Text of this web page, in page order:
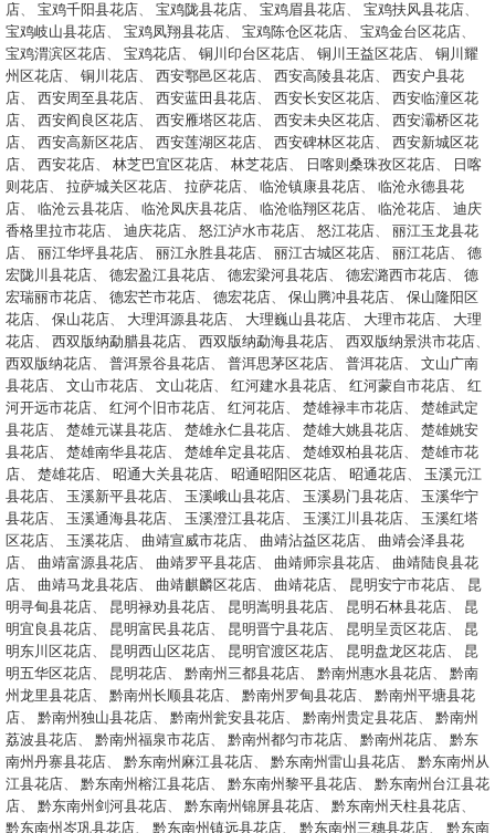
店、 宝鸡千阳县花店、 宝鸡陇县花店、 宝鸡眉县花店、 宝鸡扶风县花店、
宝鸡岐山县花店、 宝鸡凤翔县花店、 宝鸡陈仓区花店、 宝鸡金台区花店、
宝鸡渭滨区花店、 宝鸡花店、 铜川印台区花店、 铜川王益区花店、 铜川耀
州区花店、 铜川花店、 西安鄠邑区花店、 西安高陵县花店、 西安户县花
店、 西安周至县花店、 西安蓝田县花店、 西安长安区花店、 西安临潼区花
店、 西安阎良区花店、 西安雁塔区花店、 西安未央区花店、 西安灞桥区花
店、 西安高新区花店、 西安莲湖区花店、 西安碑林区花店、 西安新城区花
店、 西安花店、 林芝巴宜区花店、 林芝花店、 日喀则桑珠孜区花店、
日喀
则花店、 拉萨城关区花店、 拉萨花店、 临沧镇康县花店、 临沧永德县花
店、 临沧云县花店、 临沧凤庆县花店、 临沧临翔区花店、 临沧花店、 迪庆
香格里拉市花店、 迪庆花店、 怒江泸水市花店、 怒江花店、 丽江玉龙县花
店、 丽江华坪县花店、 丽江永胜县花店、 丽江古城区花店、 丽江花店、 德
宏陇川县花店、 德宏盈江县花店、 德宏梁河县花店、 德宏潞西市花店、 德
宏瑞丽市花店、 德宏芒市花店、 德宏花店、 保山腾冲县花店、 保山隆阳区
花店、 保山花店、 大理洱源县花店、 大理巍山县花店、 大理市花店、 大理
花店、 西双版纳勐腊县花店、 西双版纳勐海县花店、 西双版纳景洪市花店、
西双版纳花店、 普洱景谷县花店、 普洱思茅区花店、 普洱花店、 文山广南
县花店、 文山市花店、 文山花店、 红河建水县花店、 红河蒙自市花店、 红
河开远市花店、 红河个旧市花店、 红河花店、 楚雄禄丰市花店、 楚雄武定
县花店、 楚雄元谋县花店、 楚雄永仁县花店、 楚雄大姚县花店、 楚雄姚安
县花店、 楚雄南华县花店、 楚雄牟定县花店、 楚雄双柏县花店、 楚雄市花
店、 楚雄花店、 昭通大关县花店、 昭通昭阳区花店、 昭通花店、 玉溪元江
县花店、 玉溪新平县花店、 玉溪峨山县花店、 玉溪易门县花店、 玉溪华宁
县花店、 玉溪通海县花店、 玉溪澄江县花店、 玉溪江川县花店、 玉溪红塔
区花店、 玉溪花店、 曲靖宣威市花店、 曲靖沾益区花店、 曲靖会泽县花
店、 曲靖富源县花店、 曲靖罗平县花店、 曲靖师宗县花店、 曲靖陆良县花
店、 曲靖马龙县花店、 曲靖麒麟区花店、 曲靖花店、 昆明安宁市花店、 昆
明寻甸县花店、 昆明禄劝县花店、 昆明嵩明县花店、 昆明石林县花店、 昆
明宜良县花店、 昆明富民县花店、 昆明晋宁县花店、 昆明呈贡区花店、 昆
明东川区花店、 昆明西山区花店、 昆明官渡区花店、 昆明盘龙区花店、 昆
明五华区花店、 昆明花店、 黔南州三都县花店、 黔南州惠水县花店、 黔南
州龙里县花店、 黔南州长顺县花店、 黔南州罗甸县花店、 黔南州平塘县花
店、 黔南州独山县花店、 黔南州瓮安县花店、 黔南州贵定县花店、 黔南州
荔波县花店、 黔南州福泉市花店、 黔南州都匀市花店、 黔南州花店、 黔东
南州丹寨县花店、 黔东南州麻江县花店、 黔东南州雷山县花店、 黔东南州从
江县花店、 黔东南州榕江县花店、 黔东南州黎平县花店、 黔东南州台江县花
店、 黔东南州剑河县花店、 黔东南州锦屏县花店、 黔东南州天柱县花店、
黔东南州岑巩县花店、 黔东南州镇远县花店、 黔东南州三穗县花店、 黔东南